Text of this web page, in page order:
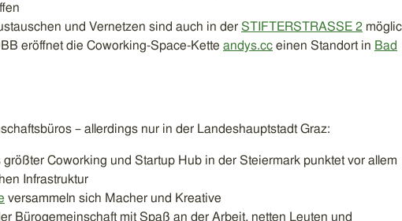
und Vernetzen sind auch in der STIFTERSTRASSE 2
eröffnet die Coworking-Space-Kette andys.cc einen Standort in Bad
– allerdings nur in der Landeshauptstadt Graz:
größter Coworking und Startup Hub in der Steiermark punktet vor allem
Infrastruktur
versammeln sich Macher und Kreative
Bürogemeinschaft mit Spaß an der Arbeit, netten Leuten und